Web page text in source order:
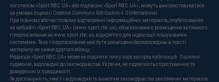
логотипом «Sport RBC.UA» або підписані «Sport RBC.UA», можуть використовуватися
на умовах ліцензії Creative Commons Attribution 4.0 International.
При повному або частковому відтворенні інформаційних матеріалів, опублікованих
на вебсайті «Sport RBC.UA» (www.sport.rbc.ua), обов'язковим є розміщення активного
гіперпосилання на www.sport.rbc.ua, відкритого для індексації пошуковими
системами. Таке гіперпосилання має бути розміщене безпосередньо в тексті
матеріалу не нижче другого абзацу.
Редакція «Sport RBC.UA» може не поділяти точку зору авторів публікацій. Оціночні
судження, відповідно до законодавства України, не підлягають спростуванню та
доведенню їх правдивості.
За достовірність, зміст і відповідність вимогам законодавства рекламних матеріалів